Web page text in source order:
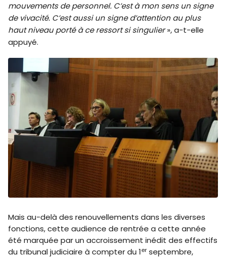
mouvements de personnel. C’est à mon sens un signe
de vivacité. C’est aussi un signe d’attention au plus
haut niveau porté à ce ressort si singulier», a-t-elle
appuyé.
Mais au-delà des renouvellements dans les diverses
fonctions, cette audience de rentrée a cette année
été marquée par un accroissement inédit des effectifs
du tribunal judiciaire à compter du 1er septembre,